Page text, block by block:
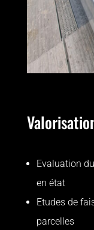
Evaluation
en état
Etudes de
parcelles